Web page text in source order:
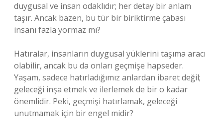
duygusal ve insan odaklıdır; her detay bir anlam
taşır. Ancak bazen, bu tür bir biriktirme çabası
insanı fazla yormaz mı?
Hatıralar, insanların duygusal yüklerini taşıma aracı
olabilir, ancak bu da onları geçmişe hapseder.
Yaşam, sadece hatırladığımız anlardan ibaret değil;
geleceği inşa etmek ve ilerlemek de bir o kadar
önemlidir. Peki, geçmişi hatırlamak, geleceği
unutmamak için bir engel midir?